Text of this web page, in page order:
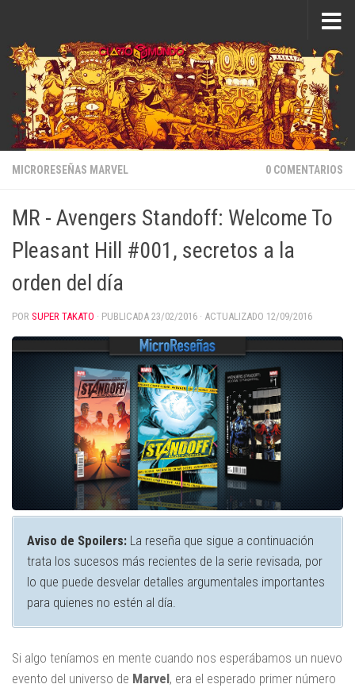
MICRORESEÑAS MARVEL 0 COMENTARIOS
MR - Avengers Standoff: Welcome To
Pleasant Hill #001, secretos a la
orden del día
POR SUPER TAKATO · PUBLICADA 23/02/2016 · ACTUALIZADO 12/09/2016
Aviso de Spoilers:La reseña que sigue a continuación
trata los sucesos más recientes de la serie revisada, por
lo que puede desvelar detalles argumentales importantes
para quienes no estén al día.
Si algo teníamos en mente cuando nos esperábamos un nuevo
evento del universo de Marvel, era el esperado primer número